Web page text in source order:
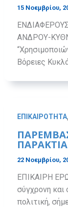
15 Νοεμβρίου,
ΑΝΔΡΟΥ-
Βόρειες
ΕΠΙΚΑΙΡΟΤΗΤΑ
ΠΑΡΑΚΤΙΑ
22 Νοεμβρίου,
ΕΠΙΚΑΙΡΗ
σύγχρονη και
πολιτική,